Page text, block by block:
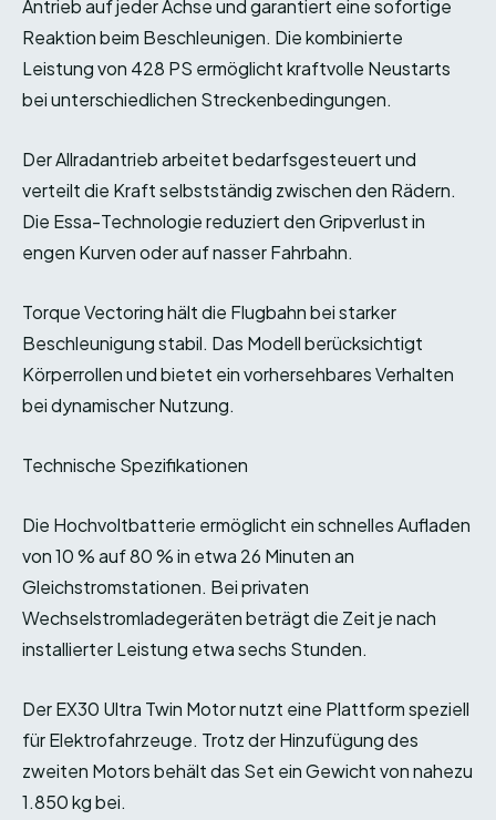
Antrieb auf jeder Achse und garantiert eine sofortige
Reaktion beim Beschleunigen. Die kombinierte
Leistung von 428 PS ermöglicht kraftvolle Neustarts
bei unterschiedlichen Streckenbedingungen.
Der Allradantrieb arbeitet bedarfsgesteuert und
verteilt die Kraft selbstständig zwischen den Rädern.
Die Essa-Technologie reduziert den Gripverlust in
engen Kurven oder auf nasser Fahrbahn.
Torque Vectoring hält die Flugbahn bei starker
Beschleunigung stabil. Das Modell berücksichtigt
Körperrollen und bietet ein vorhersehbares Verhalten
bei dynamischer Nutzung.
Technische Spezifikationen
Die Hochvoltbatterie ermöglicht ein schnelles Aufladen
von 10 % auf 80 % in etwa 26 Minuten an
Gleichstromstationen. Bei privaten
Wechselstromladegeräten beträgt die Zeit je nach
installierter Leistung etwa sechs Stunden.
Der EX30 Ultra Twin Motor nutzt eine Plattform speziell
für Elektrofahrzeuge. Trotz der Hinzufügung des
zweiten Motors behält das Set ein Gewicht von nahezu
1.850 kg bei.